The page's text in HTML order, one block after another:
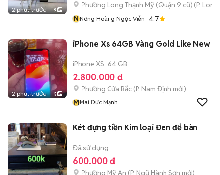
2 phút trước 9
Phường Long Thạnh Mỹ (Quận 9 cũ) (P.
NNông Hoàng Ngọc Viễn 4.7
2 phút trước 5
iPhone Xs 64GB Vàng Gold Like New
iPhone XS 64 GB
2.800.000 đ
Phường Cửa Bắc (P. Nam Định mới)
MMai Đức Mạnh
Két đựng tiền Kim loại Đen để bàn
Đã sử dụng
600.000 đ
Phường Mỹ An (P. Ngũ Hành Sơn mới)